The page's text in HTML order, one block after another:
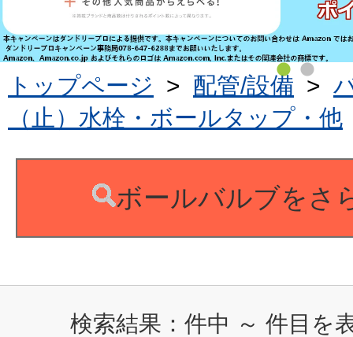
トップページ > 配管/設備 >
（止）水栓・ボールタップ・他
ボールバルブをさ
検索結果： 件中 ～ 件目を